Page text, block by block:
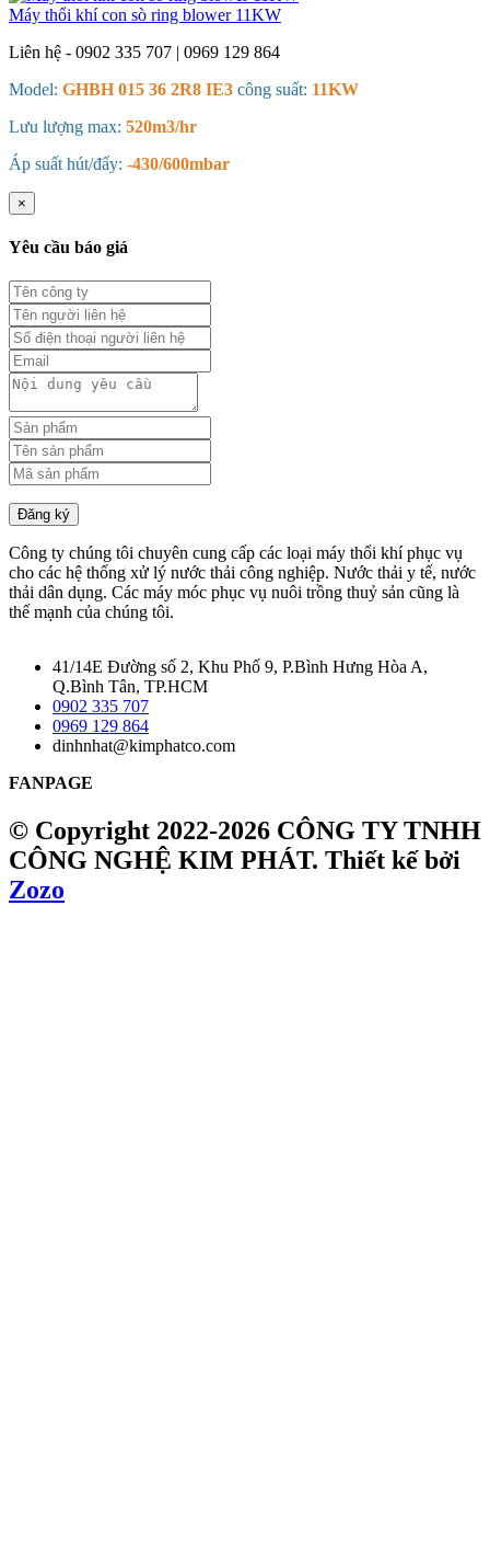
Máy thổi khí con sò ring blower 11KW
Liên hệ - 0902 335 707 | 0969 129 864
Model: GHBH 015 36 2R8 IE3 công suất: 11KW
Lưu lượng max: 520m3/hr
Áp suất hút/đẩy: -430/600mbar
×
Yêu cầu báo giá
Đăng ký
Công ty chúng tôi chuyên cung cấp các loại máy thổi khí phục vụ
cho các hệ thống xử lý nước thải công nghiệp. Nước thải y tế, nước
thải dân dụng. Các máy móc phục vụ nuôi trồng thuỷ sản cũng là
thế mạnh của chúng tôi.
41/14E Đường số 2, Khu Phố 9, P.Bình Hưng Hòa A,
Q.Bình Tân, TP.HCM
0902 335 707
0969 129 864
dinhnhat@kimphatco.com
FANPAGE
© Copyright 2022-2026 CÔNG TY TNHH
CÔNG NGHỆ KIM PHÁT. Thiết kế bởi
Zozo